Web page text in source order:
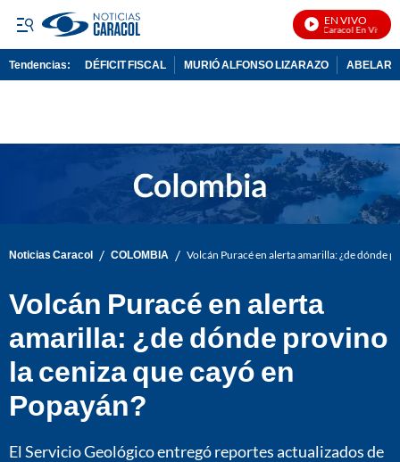
EN VIVO
Noticias Caracol En Vivo
Tendencias: DÉFICIT FISCAL MURIÓ ALFONSO LIZARAZO
Noticias Caracol / COLOMBIA / Volcán Puracé en alerta amarilla: ¿de dónde
Volcán Puracé en alerta
amarilla: ¿de dónde provino
la ceniza que cayó en
Popayán?
El Servicio Geológico entregó reportes actualizados de